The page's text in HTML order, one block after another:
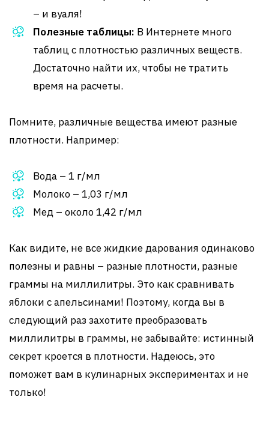
– и вуаля!
Полезные таблицы: В Интернете много
таблиц с плотностью различных веществ.
Достаточно найти их, чтобы не тратить
время на расчеты.
Помните, различные вещества имеют разные
плотности. Например:
Вода – 1 г/мл
Молоко – 1,03 г/мл
Мед – около 1,42 г/мл
Как видите, не все жидкие дарования одинаково
полезны и равны – разные плотности, разные
граммы на миллилитры. Это как сравнивать
яблоки с апельсинами! Поэтому, когда вы в
следующий раз захотите преобразовать
миллилитры в граммы, не забывайте: истинный
секрет кроется в плотности. Надеюсь, это
поможет вам в кулинарных экспериментах и не
только!